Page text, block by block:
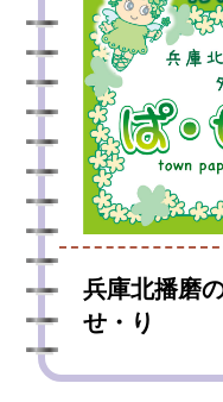
兵庫北播磨
せ・り